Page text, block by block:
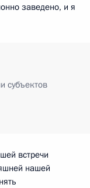
заведено, и я
субъектов
встречи
нашей